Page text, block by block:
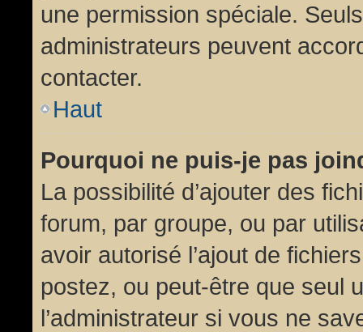
une permission spéciale.
administrateurs peuvent
contacter.
Haut
Pourquoi ne puis-je pas
La possibilité d’ajouter des
forum, par groupe, ou par
avoir autorisé l’ajout de
postez, ou peut-être que seul
l’administrateur si vous ne